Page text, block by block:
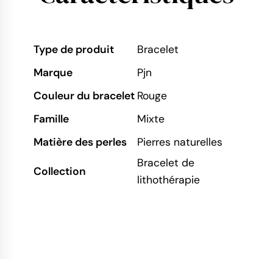
Type de produit
Bracelet
Marque
Pjn
Couleur du bracelet Rouge
Famille
Mixte
Matière des perles
Pierres naturelles
Collection
Bracelet de
lithothérapie